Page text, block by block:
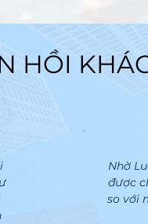
HỒI
HỒI
Nhờ
được
so với